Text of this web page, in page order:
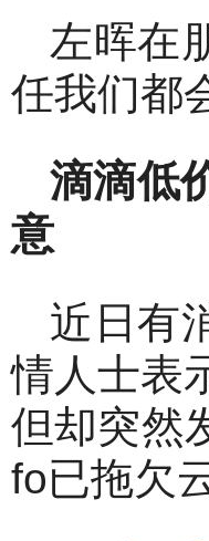
左晖在
任我们都
滴滴低
意
近日有
情人士表
但却突然
fo已拖欠